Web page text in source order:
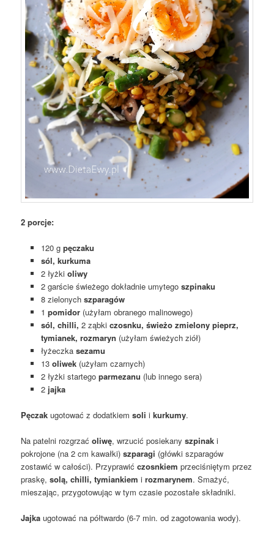
2 porcje:
120 gpęczaku
sól, kurkuma
2 łyżki oliwy
2 garście świeżego dokładnie umytego szpinaku
8 zielonych szparagów
1 pomidor(użyłam obranego malinowego)
sól, chilli, 2 ząbki czosnku, świeżo zmielony pieprz,
tymianek, rozmaryn (użyłam świeżych ziół)
łyżeczka sezamu
13 oliwek(użyłam czarnych)
2 łyżki startego parmezanu (lub innego sera)
2 jajka
Pęczak ugotować z dodatkiem soli ikurkumy.
Na patelni rozgrzaćoliwę, wrzucić posiekanyszpinak i
pokrojone (na 2 cm kawałki)szparagi (główki szparagów
zostawić w całości). Przyprawićczosnkiem przeciśniętym przez
praskę,solą, chilli, tymiankiem i rozmarynem. Smażyć,
mieszając, przygotowując w tym czasie pozostałe składniki.
Jajka ugotować na półtwardo (6-7 min. od zagotowania wody).